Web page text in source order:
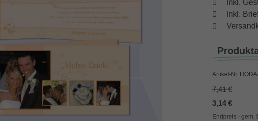
Inkl.
Inkl.
Artikel-Nr.
7,41 €
3,14 €
Endpreis - gem.